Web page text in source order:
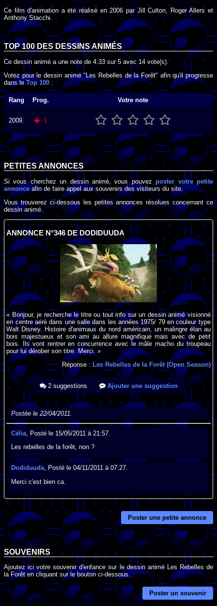
Ce film d'animation a été réalisé en 2006 parJill Culton Roger Allers et
Anthony Stacchi .
TOP 100 DES DESSINS ANIMÉS
Ce dessin animé a une note de 4.33sur5 avec14 vote(s).
Votez pour le dessin animé "Les Rebelles de la Forêt" afin qu'il progresse
dans leTop 100 :
Rang Prog. Votre note
2009. -1
PETITES ANNONCES
Si vous cherchez un dessin animé, vous pouvezposter votre petite
annonce afin de faire appel aux souvenirs des visiteurs du site.
Vous trouverez ci-dessous les petites annonces résolues concernant ce
dessin animé.
ANNONCE N°346 DE DODIDUUDA
« Bonjour, je recherche le titre ou tout info sur un dessin animé visionné
en centre aéré dans une salle dans les années 1975/ 79 en couleur type
Walt Disney. Histoire d'animaux du nord américain, un malingre élan au
bois majestueux et son ami au allure magnifique mais avec de petit
bois. Ils vont rentrer en concurrence avec le mâle macho du troupeau
pour lui dérober son titre. Merci. »
Réponse :Les Rebelles de la Forêt (Open Season)
2 suggestions Ajouter une suggestion
Postée le 22/04/2011.
Célia , Posté le 15/05/2011 à 21:57.
Les rebelles de la forêt, non ?
Dodiduuda, Posté le 04/11/2011 à 07:27.
Merci c'est bien ca.
Poster une petite annonce
SOUVENIRS
Ajoutez ici votre souvenir d'enfance sur le dessin animé Les Rebelles de
la Forêt en cliquant sur le bouton ci-dessous.
Poster un souvenir